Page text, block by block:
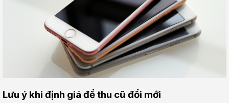
Lưu ý khi định giá để thu cũ đổi mới